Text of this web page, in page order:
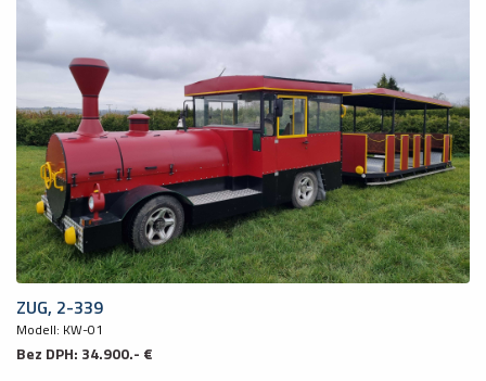
ZUG, 2-339
Modell: KW-01
Bez DPH: 34.900.- €